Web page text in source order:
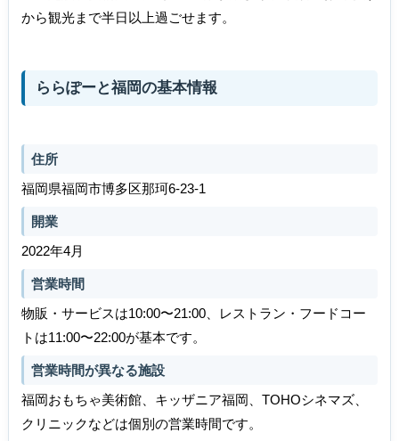
から観光まで半日以上過ごせます。
ららぽーと福岡の基本情報
住所
福岡県福岡市博多区那珂6-23-1
開業
2022年4月
営業時間
物販・サービスは10:00〜21:00、レストラン・フードコー
トは11:00〜22:00が基本です。
営業時間が異なる施設
福岡おもちゃ美術館、キッザニア福岡、TOHOシネマズ、
クリニックなどは個別の営業時間です。